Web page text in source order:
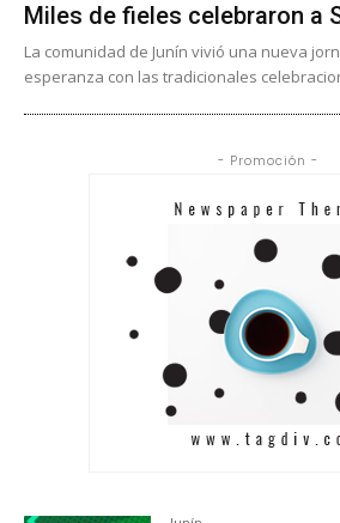
Miles de fieles celebraron a
La comunidad de Junín vivió una nueva
esperanza con las tradicionales
- Promoción -